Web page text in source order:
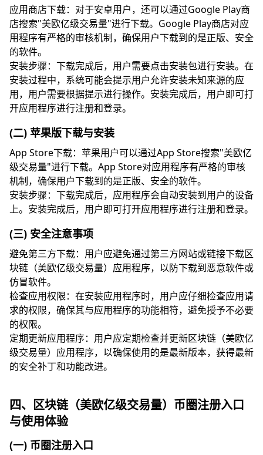
应用商店下载：对于安卓用户，还可以通过Google Play商
店搜索"美欧亿级交易量"进行下载。Google Play商店对应
用程序有严格的审核机制，确保用户下载到的是正版、安全
的软件。
安装步骤：下载完成后，用户需要点击安装包进行安装。在
安装过程中，系统可能会提示用户允许安装未知来源的应
用，用户需要根据提示进行操作。安装完成后，用户即可打
开应用程序进行注册和登录。
(二) 苹果版下载与安装
App Store下载：苹果用户可以通过App Store搜索"美欧亿
级交易量"进行下载。App Store对应用程序有严格的审核
机制，确保用户下载到的是正版、安全的软件。
安装步骤：下载完成后，应用程序会自动安装到用户的设备
上。安装完成后，用户即可打开应用程序进行注册和登录。
(三) 安全注意事项
避免第三方下载：用户应避免通过第三方网站或链接下载区
块链（美欧亿级交易量）应用程序，以防下载到恶意软件或
仿冒软件。
检查应用权限：在安装应用程序时，用户应仔细检查应用请
求的权限，确保其与应用程序的功能相符，避免授予不必要
的权限。
定期更新应用程序：用户应定期检查并更新区块链（美欧亿
级交易量）应用程序，以确保使用的是最新版本，获得最新
的安全补丁和功能改进。
四、区块链（美欧亿级交易量）币圈注册入口
与使用体验
(一) 币圈注册入口